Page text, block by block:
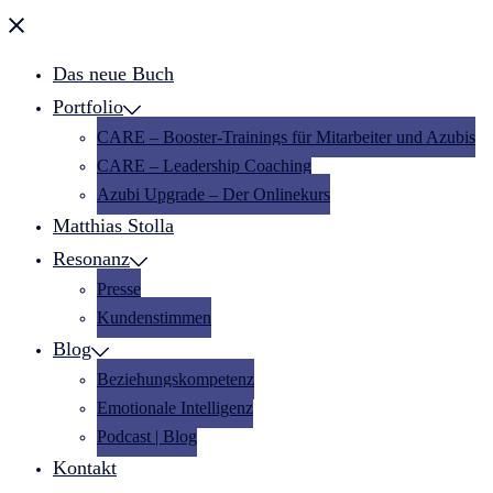
Menü
Das neue Buch
Portfolio
CARE – Booster-Trainings für Mitarbeiter und Azubis
CARE – Leadership Coaching
Azubi Upgrade – Der Onlinekurs
Matthias Stolla
Resonanz
Presse
Kundenstimmen
Blog
Beziehungskompetenz
Emotionale Intelligenz
Podcast | Blog
Kontakt